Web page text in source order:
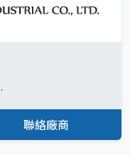
聯絡廠商